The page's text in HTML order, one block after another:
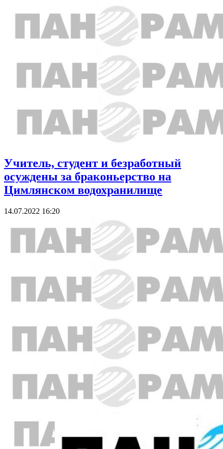
Учитель, студент и безработный
осуждены за браконьерство на
Цимлянском водохранилище
14.07.2022 16:20